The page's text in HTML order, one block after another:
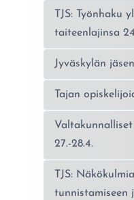
TJS: Työnhaku
taiteenlajinsa
Jyväskylän
Tajan
27.-28.4.
TJS:
tunnistamiseen